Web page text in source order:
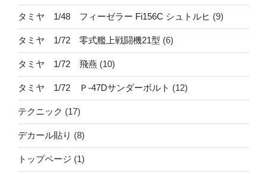
タミヤ 1/48 フィーゼラー Fi156C シュトルヒ (9)
タミヤ 1/72 零式艦上戦闘機21型 (6)
タミヤ 1/72 飛燕 (10)
タミヤ 1/72 Ｐ-47Dサンダーボルト (12)
テクニック (17)
デカール貼り (8)
トップページ (1)